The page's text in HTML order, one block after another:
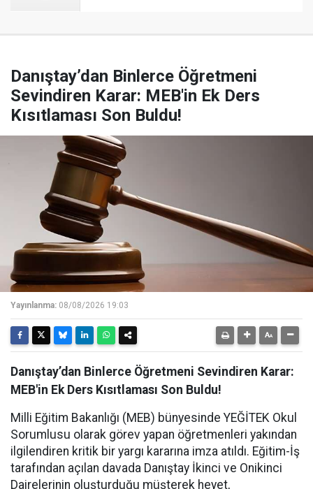
Danıştay’dan Binlerce Öğretmeni
Sevindiren Karar: MEB'in Ek Ders
Kısıtlaması Son Buldu!
Yayınlanma: 08/08/2026 19:03
Danıştay’dan Binlerce Öğretmeni Sevindiren Karar:
MEB'in Ek Ders Kısıtlaması Son Buldu!
Milli Eğitim Bakanlığı (MEB) bünyesinde YEĞİTEK Okul
Sorumlusu olarak görev yapan öğretmenleri yakından
ilgilendiren kritik bir yargı kararına imza atıldı. Eğitim-İş
tarafından açılan davada Danıştay İkinci ve Onikinci
Dairelerinin oluşturduğu müşterek heyet,